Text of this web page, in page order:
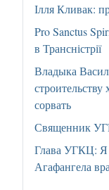
Ілля Кливак:
Pro Sanctus
в Трансністрії
Владыка
сорвать
Священник
Глава УГКЦ: Я
Агафангела